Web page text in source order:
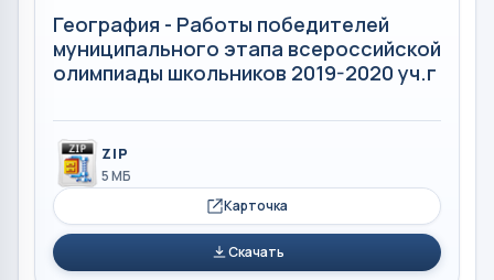
География - Работы победителей
муниципального этапа всероссийской
олимпиады школьников 2019-2020 уч.г
ZIP
5 МБ
Карточка
Скачать